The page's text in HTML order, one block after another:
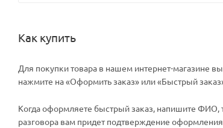
Как купить
Для покупки товара в нашем интернет-магазине
нажмите на «Оформить заказ» или «Быстрый
Когда оформляете быстрый заказ, напишите ФИО,
разговора вам придет подтверждение оформления